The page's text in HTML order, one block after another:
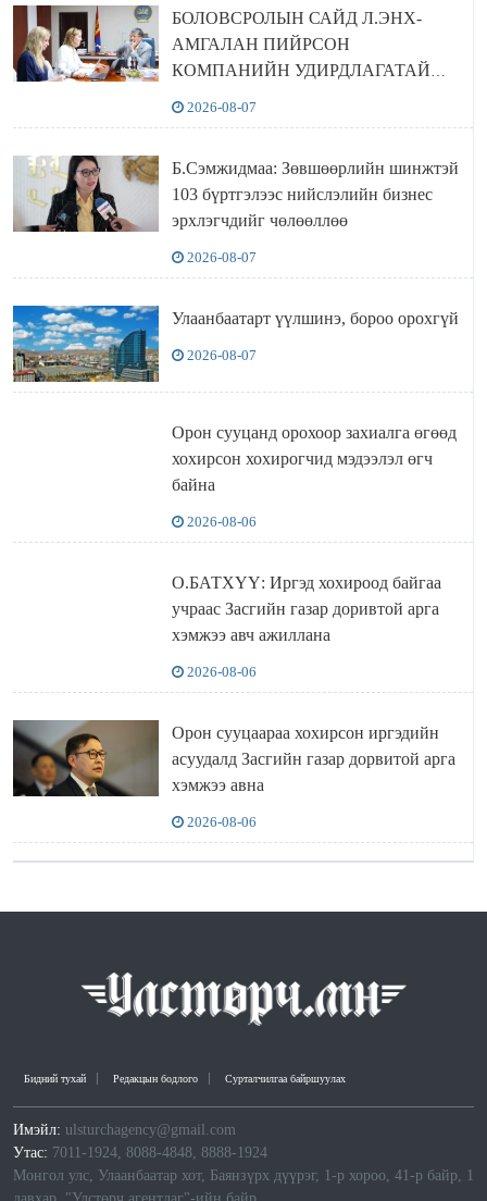
БОЛОВСРОЛЫН САЙД Л.ЭНХ-
АМГАЛАН ПИЙРСОН
КОМПАНИЙН УДИРДЛАГАТАЙ
2026-08-07
Б.Сэмжидмаа: Зөвшөөрлийн шинжтэй
103 бүртгэлээс нийслэлийн бизнес
эрхлэгчдийг чөлөөллөө
2026-08-07
Улаанбаатарт үүлшинэ, бороо орохгүй
2026-08-07
Орон сууцанд орохоор захиалга өгөөд
хохирсон хохирогчид мэдээлэл өгч
байна
2026-08-06
О.БАТХҮҮ: Иргэд хохироод байгаа
учраас Засгийн газар доривтой арга
хэмжээ авч ажиллана
2026-08-06
Орон сууцаараа хохирсон иргэдийн
асуудалд Засгийн газар дорвитой арга
хэмжээ авна
2026-08-06
Бидний тухай Редакцын бодлого Сурталчилгаа байршуулах
Имэйл: ulsturchagency@gmail.com
Утас: 7011-1924, 8088-4848, 8888-1924
Монгол улс, Улаанбаатар хот, Баянзүрх дүүрэг, 1-р хороо, 41-р байр, 1